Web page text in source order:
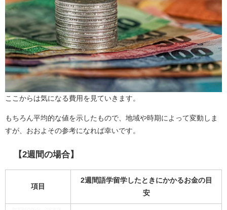
ここからは気になる費用を見ていきます。
もちろん平均的な値を示したもので、地域や時期によって変動しま
すが、おおよその参考になれば幸いです。
【2週間の場合】
項目
2週間語学留学したときにかかるお金の目
安